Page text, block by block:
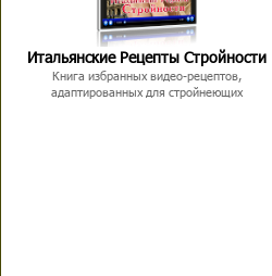
Итальянские Рецепты Стройности
Книга избранных видео-рецептов,
адаптированных для стройнеющих